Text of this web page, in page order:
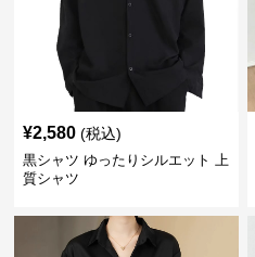
¥2,580 (税込)
黒シャツ ゆったりシルエット 上
質シャツ